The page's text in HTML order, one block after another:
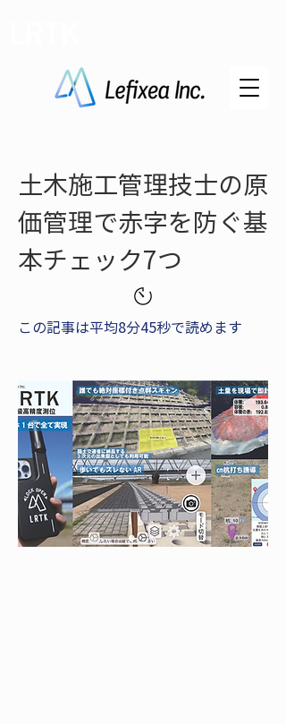
土木施工管理技士の原
価管理で赤字を防ぐ基
本チェック7つ
この記事は平均8分45秒で読めます